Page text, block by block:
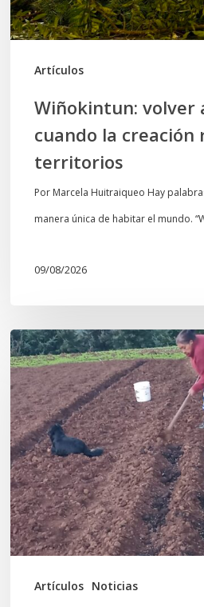
Artículos
recupera
los
territorios
Wiñokintun: volver
cuando la creación
territorios
Por Marcela Huitraiqueo Hay
manera única de habitar el mundo.
09/08/2026
Artículos Noticias
«La
privatización
de
las
semillas
constituye
una
violación
de